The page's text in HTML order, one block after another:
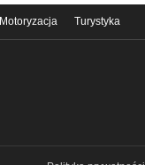
Motoryzacja Turystyka